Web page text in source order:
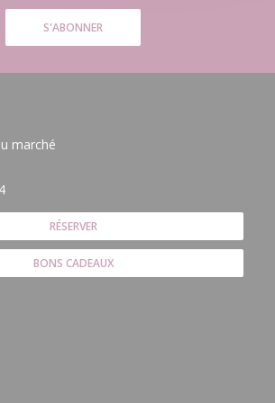
S'ABONNER
marché
RÉSERVER
BONS CADEAUX
une nouvelle fenêtre))
((ouvre une nouvelle fenêtre))